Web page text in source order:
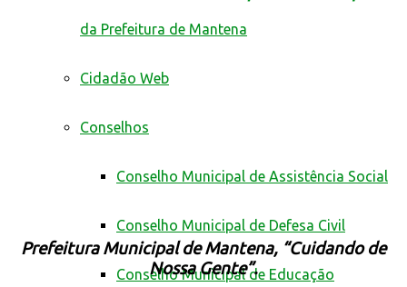
da Prefeitura de Mantena
Cidadão Web
Conselhos
Conselho Municipal de Assistência Social
Conselho Municipal de Defesa Civil
Conselho Municipal de Educação
Prefeitura Municipal de Mantena, “Cuidando de
Nossa Gente”.